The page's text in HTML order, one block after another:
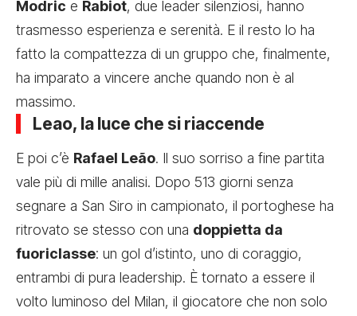
Modric e Rabiot, due leader silenziosi, hanno
trasmesso esperienza e serenità. E il resto lo ha
fatto la compattezza di un gruppo che, finalmente,
ha imparato a vincere anche quando non è al
massimo.
Leao, la luce che si riaccende
E poi c’è Rafael Leão. Il suo sorriso a fine partita
vale più di mille analisi. Dopo 513 giorni senza
segnare a San Siro in campionato, il portoghese ha
ritrovato se stesso con una doppietta da
fuoriclasse: un gol d’istinto, uno di coraggio,
entrambi di pura leadership. È tornato a essere il
volto luminoso del Milan, il giocatore che non solo